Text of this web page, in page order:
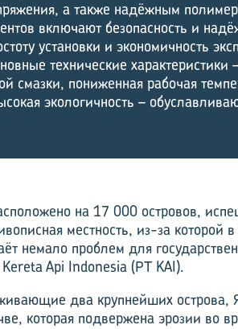
а также надёжным
включают безопасность и
установки и экономичность
технические
смазки, пониженная рабочая
экологичность –
на 17 000 островов,
местность, из-за которой
немало проблем для
Api Indonesia (PT KAI).
два крупнейших острова,
которая подвержена эрозии во